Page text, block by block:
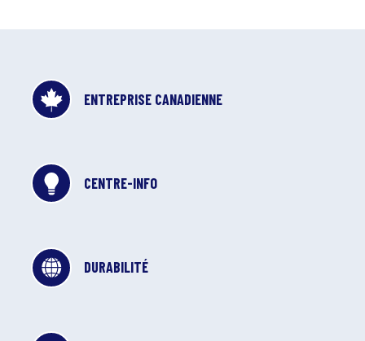
ENTREPRISE CANADIENNE
CENTRE-INFO
DURABILITÉ